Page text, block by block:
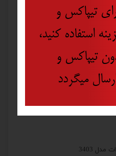
تیپاکس و
استفاده کنید،
تیپاکس و
میگردد